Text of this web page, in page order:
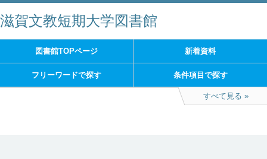
滋賀文教短期大学図書館
図書館TOPページ 新着資料
フリーワードで探す 条件項目で探す
すべて見る